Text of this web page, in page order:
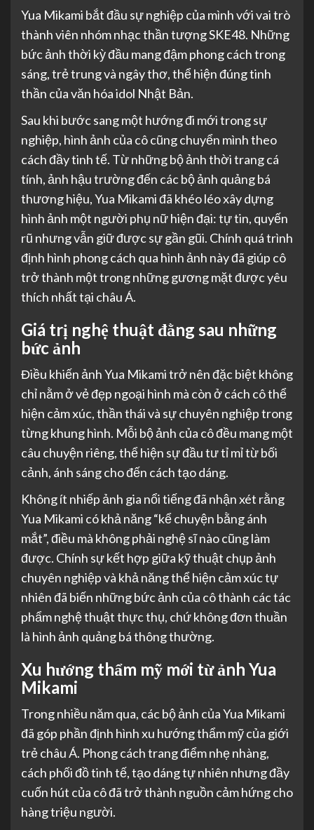
Yua Mikami bắt đầu sự nghiệp của mình với vai trò
thành viên nhóm nhạc thần tượng SKE48. Những
bức ảnh thời kỳ đầu mang đậm phong cách trong
sáng, trẻ trung và ngây thơ, thể hiện đúng tinh
thần của văn hóa idol Nhật Bản.
Sau khi bước sang một hướng đi mới trong sự
nghiệp, hình ảnh của cô cũng chuyển mình theo
cách đầy tinh tế. Từ những bộ ảnh thời trang cá
tính, ảnh hậu trường đến các bộ ảnh quảng bá
thương hiệu, Yua Mikami đã khéo léo xây dựng
hình ảnh một người phụ nữ hiện đại: tự tin, quyến
rũ nhưng vẫn giữ được sự gần gũi. Chính quá trình
định hình phong cách qua hình ảnh này đã giúp cô
trở thành một trong những gương mặt được yêu
thích nhất tại châu Á.
Giá trị nghệ thuật đằng sau những
bức ảnh
Điều khiến ảnh Yua Mikami trở nên đặc biệt không
chỉ nằm ở vẻ đẹp ngoại hình mà còn ở cách cô thể
hiện cảm xúc, thần thái và sự chuyên nghiệp trong
từng khung hình. Mỗi bộ ảnh của cô đều mang một
câu chuyện riêng, thể hiện sự đầu tư tỉ mỉ từ bối
cảnh, ánh sáng cho đến cách tạo dáng.
Không ít nhiếp ảnh gia nổi tiếng đã nhận xét rằng
Yua Mikami có khả năng “kể chuyện bằng ánh
mắt”, điều mà không phải nghệ sĩ nào cũng làm
được. Chính sự kết hợp giữa kỹ thuật chụp ảnh
chuyên nghiệp và khả năng thể hiện cảm xúc tự
nhiên đã biến những bức ảnh của cô thành các tác
phẩm nghệ thuật thực thụ, chứ không đơn thuần
là hình ảnh quảng bá thông thường.
Xu hướng thẩm mỹ mới từ ảnh Yua
Mikami
Trong nhiều năm qua, các bộ ảnh của Yua Mikami
đã góp phần định hình xu hướng thẩm mỹ của giới
trẻ châu Á. Phong cách trang điểm nhẹ nhàng,
cách phối đồ tinh tế, tạo dáng tự nhiên nhưng đầy
cuốn hút của cô đã trở thành nguồn cảm hứng cho
hàng triệu người.